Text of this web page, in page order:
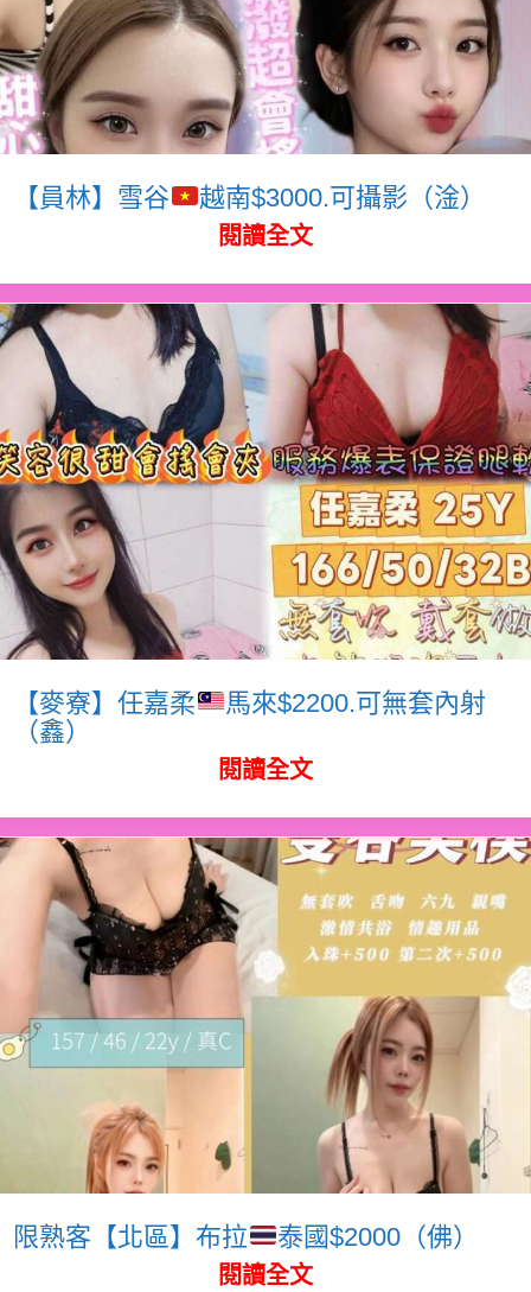
【員林】雪谷 越南$3000.可攝影（淦）
閱讀全文
【麥寮】任嘉柔
馬來$2200.可無套內射
（鑫）
閱讀全文
限熟客【北區】布拉 泰國$2000（佛）
閱讀全文